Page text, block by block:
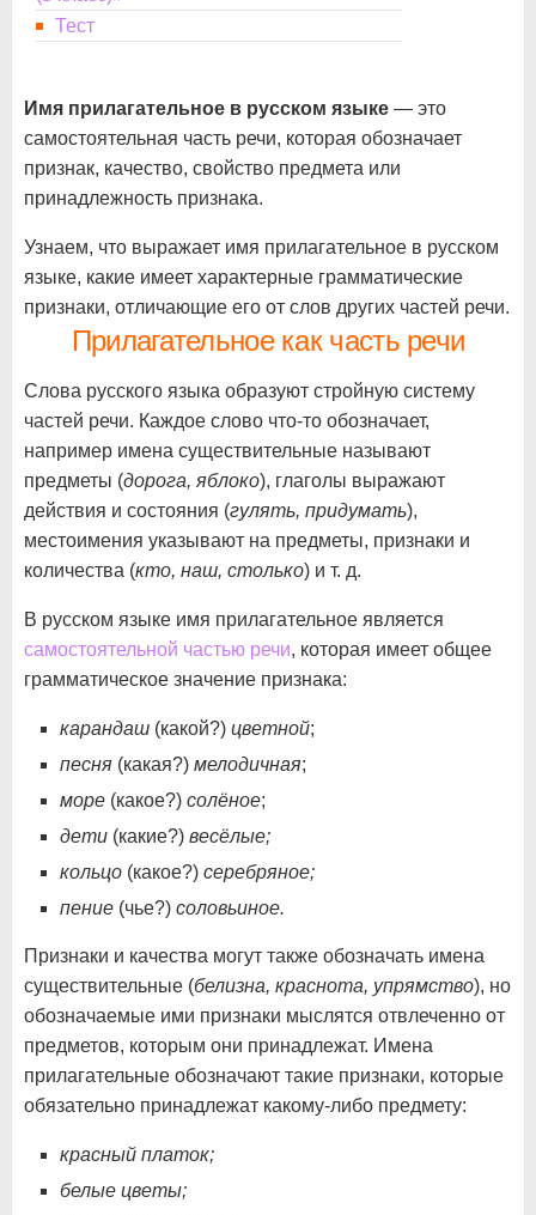
Тест
Имя прилагательное в русском языке — это
самостоятельная часть речи, которая обозначает
признак, качество, свойство предмета или
принадлежность признака.
Узнаем, что выражает имя прилагательное в русском
языке, какие имеет характерные грамматические
признаки, отличающие его от слов других частей речи.
Прилагательное как часть речи
Слова русского языка образуют стройную систему
частей речи. Каждое слово что-то обозначает,
например имена существительные называют
предметы (дорога, яблоко), глаголы выражают
действия и состояния (гулять, придумать),
местоимения указывают на предметы, признаки и
количества (кто, наш, столько) и т. д.
В русском языке имя прилагательное является
самостоятельной частью речи, которая имеет общее
грамматическое значение признака:
карандаш (какой?) цветной;
песня (какая?) мелодичная;
море (какое?) солёное;
дети (какие?) весёлые;
кольцо (какое?) серебряное;
пение (чье?) соловьиное.
Признаки и качества могут также обозначать имена
существительные (белизна, краснота, упрямство), но
обозначаемые ими признаки мыслятся отвлеченно от
предметов, которым они принадлежат. Имена
прилагательные обозначают такие признаки, которые
обязательно принадлежат какому-либо предмету:
красный платок;
белые цветы;